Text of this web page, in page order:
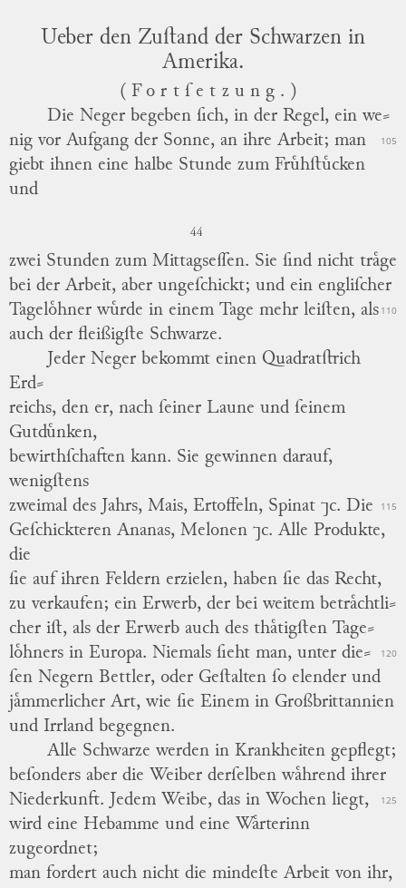
Ueber den Zuſtand der Schwarzen in
Amerika.
(Fortſetzung.)
Die Neger begeben ſich, in der Regel, ein we⸗
105
nig vor Aufgang der Sonne, an ihre Arbeit; man
giebt ihnen eine halbe Stunde zum Fruͤhſtuͤcken
und
44
zwei Stunden zum Mittagseſſen. Sie ſind nicht traͤge
bei der Arbeit, aber ungeſchickt; und ein engliſcher
Tageloͤhner wuͤrde in einem Tage mehr leiſten, als 110
auch der fleißigſte Schwarze.
Jeder Neger bekommt einen Quadratſtrich
Erd⸗
reichs, den er, nach ſeiner Laune und ſeinem
Gutduͤnken,
bewirthſchaften kann. Sie gewinnen darauf,
wenigſtens
zweimal des Jahrs, Mais, Ertoffeln, Spinat ⁊c. Die 115
Geſchickteren Ananas, Melonen ⁊c. Alle Produkte,
die
ſie auf ihren Feldern erzielen, haben ſie das Recht,
zu verkaufen; ein Erwerb, der bei weitem betraͤchtli⸗
cher iſt, als der Erwerb auch des thaͤtigſten Tage⸗
loͤhners in Europa. Niemals ſieht man, unter die⸗ 120
ſen Negern Bettler, oder Geſtalten ſo elender und
jaͤmmerlicher Art, wie ſie Einem in Großbrittannien
und Irrland begegnen.
Alle Schwarze werden in Krankheiten gepflegt;
beſonders aber die Weiber derſelben waͤhrend ihrer
125
Niederkunft. Jedem Weibe, das in Wochen liegt,
wird eine Hebamme und eine Waͤrterinn
zugeordnet;
man fordert auch nicht die mindeſte Arbeit von ihr,